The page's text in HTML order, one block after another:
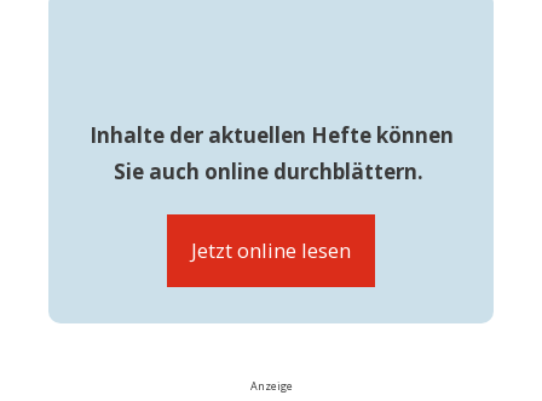
Inhalte der aktuellen Hefte können
Sie auch online durchblättern.
Jetzt online lesen
Anzeige